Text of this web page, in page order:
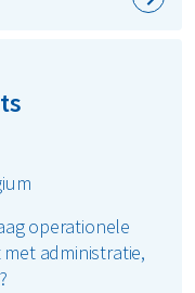
operationele
administratie,